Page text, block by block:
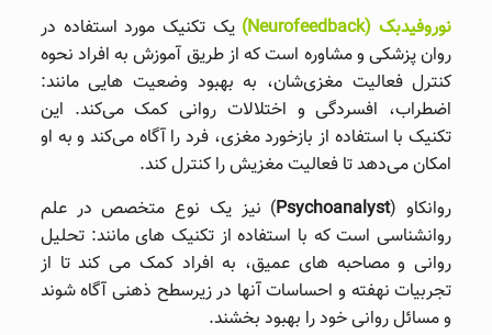
نوروفیدبک (Neurofeedback)
یک تکنیک مورد استفاده در
روان ‌پزشکی و مشاوره است که از طریق آموزش به افراد نحوه
کنترل فعالیت مغزی‌شان، به بهبود وضعیت هایی مانند:
اضطراب، افسردگی و اختلالات روانی کمک می‌کند. این
تکنیک با استفاده از بازخورد مغزی، فرد را آگاه می‌کند و به او
امکان می‌دهد تا فعالیت مغزیش را کنترل کند.
روانکاو (Psychoanalyst) نیز یک نوع متخصص در علم
روانشناسی است که با استفاده از تکنیک ‌های مانند: تحلیل
روانی و مصاحبه ‌های عمیق، به افراد کمک می کند تا از
تجربیات نهفته و احساسات آنها در زیرسطح ذهنی آگاه شوند
و مسائل روانی خود را بهبود بخشند.